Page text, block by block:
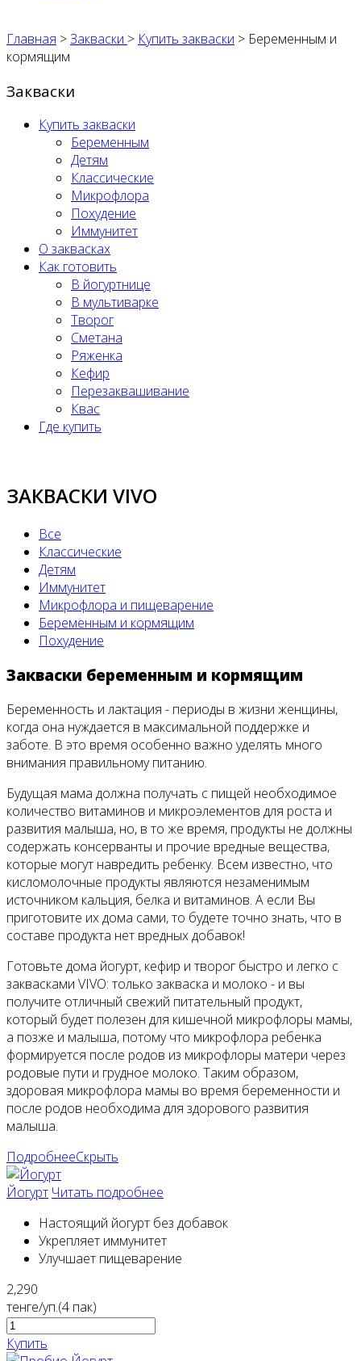
Главная >Закваски > Купить закваски > Беременным и
кормящим
Закваски
Купить закваски
Беременным
Детям
Классические
Микрофлора
Похудение
Иммунитет
О заквасках
Как готовить
В йогуртнице
В мультиварке
Творог
Сметана
Ряженка
Кефир
Перезаквашивание
Квас
Где купить
ЗАКВАСКИ VIVO
Все
Классические
Детям
Иммунитет
Микрофлора и пищеварение
Беременным и кормящим
Похудение
Закваски беременным и кормящим
Беременность и лактация - периоды в жизни женщины,
когда она нуждается в максимальной поддержке и
заботе. В это время особенно важно уделять много
внимания правильному питанию.
Будущая мама должна получать с пищей необходимое
количество витаминов и микроэлементов для роста и
развития малыша, но, в то же время, продукты не должны
содержать консерванты и прочие вредные вещества,
которые могут навредить ребенку. Всем известно, что
кисломолочные продукты являются незаменимым
источником кальция, белка и витаминов. А если Вы
приготовите их дома сами, то будете точно знать, что в
составе продукта нет вредных добавок!
Готовьте дома йогурт, кефир и творог быстро и легко с
заквасками VIVO: только закваска и молоко - и вы
получите отличный свежий питательный продукт,
который будет полезен для кишечной микрофлоры мамы,
а позже и малыша, потому что микрофлора ребенка
формируется после родов из микрофлоры матери через
родовые пути и грудное молоко. Таким образом,
здоровая микрофлора мамы во время беременности и
после родов необходима для здорового развития
малыша.
ПодробнееСкрыть
Йогурт Читать подробнее
Настоящий йогурт без добавок
Укрепляет иммунитет
Улучшает пищеварение
2,290
тенге/уп.(4 пак)
Купить